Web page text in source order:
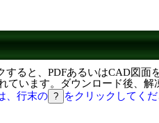
すると、PDFあるいはCAD図面
ています。ダウンロード後、解
、行末の
をクリックしてくだ